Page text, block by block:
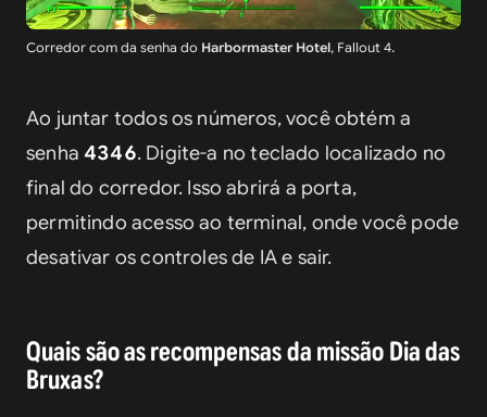
Corredor com da senha do Harbormaster Hotel, Fallout 4.
Ao juntar todos os números, você obtém a
senha 4346. Digite-a no teclado localizado no
final do corredor. Isso abrirá a porta,
permitindo acesso ao terminal, onde você pode
desativar os controles de IA e sair.
Quais são as recompensas da missão Dia das
Bruxas?